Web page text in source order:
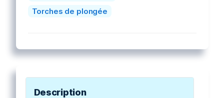
Torches de plongée
Description